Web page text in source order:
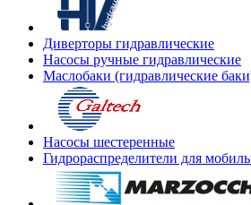
Диверторы гидравлические
Насосы ручные гидравлические
Маслобаки (гидравлические
Насосы шестеренные
Гидрораспределители для